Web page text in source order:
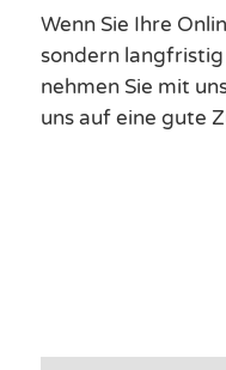
Wenn Sie Ihre
sondern
nehmen Sie mit
uns auf eine gute